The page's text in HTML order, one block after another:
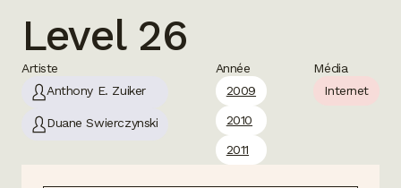
Level 26
Artiste
Anthony E. Zuiker
Duane Swierczynski
Année
2009
2010
2011
Média
Internet